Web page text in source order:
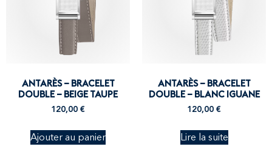
ANTARÈS – BRACELET
DOUBLE – BEIGE TAUPE
120,00 €
Ajouter au panier
ANTARÈS – BRACELET
DOUBLE – BLANC IGUANE
120,00 €
Lire la suite